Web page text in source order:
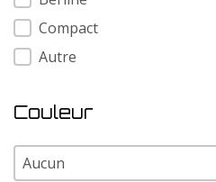
Compact
Autre
Couleur
Couleur
Couleur